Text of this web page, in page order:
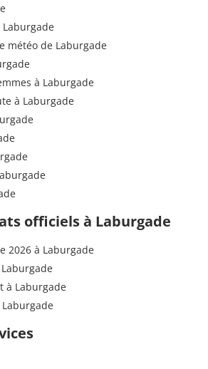
météo de Laburgade
à Laburgade
à Laburgade
officiels à Laburgade
2026 à Laburgade
à Laburgade
Laburgade